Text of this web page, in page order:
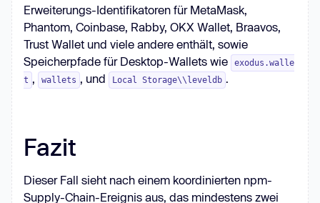
Erweiterungs-Identifikatoren für MetaMask,
Phantom, Coinbase, Rabby, OKX Wallet, Braavos,
Trust Wallet und viele andere enthält, sowie
Speicherpfade für Desktop-Wallets wie
exodus.walle
t , wallets , und Local Storage\\leveldb .
Fazit
Dieser Fall sieht nach einem koordinierten npm-
Supply-Chain-Ereignis aus, das mindestens zwei